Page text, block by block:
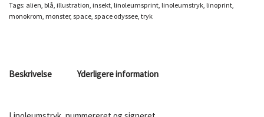
Tags: alien, blå, illustration, insekt, linoleumsprint, linoleumstryk, linoprint,
monokrom, monster, space, space odyssee, tryk
Beskrivelse Yderligere information